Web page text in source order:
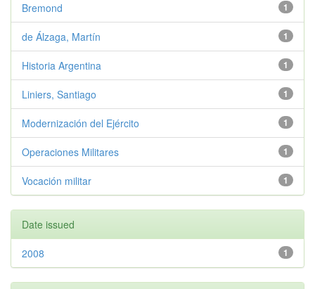
1
Bremond
1
de Álzaga, Martín
1
Historia Argentina
1
Liniers, Santiago
1
Modernización del Ejército
1
Operaciones Militares
1
Vocación militar
Date issued
1
2008